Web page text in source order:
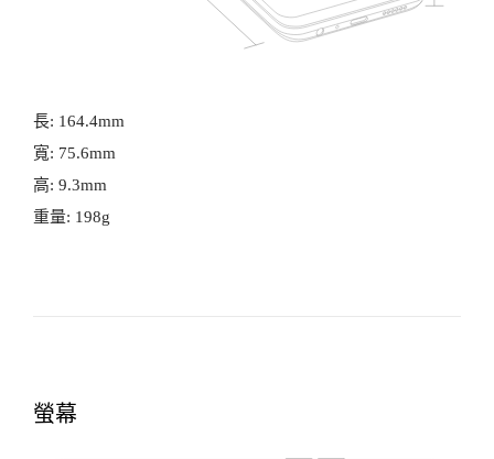
長: 164.4mm
寬: 75.6mm
高: 9.3mm
重量: 198g
螢幕